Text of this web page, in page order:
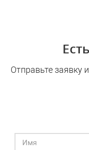
Отправьте заявку